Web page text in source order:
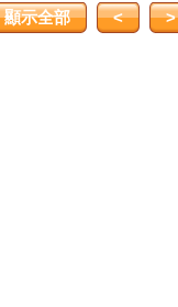
顯示全部 < >